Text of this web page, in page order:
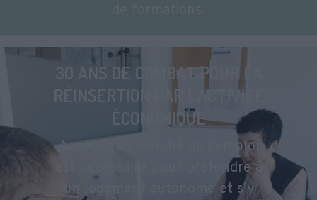
3O ANS DE COMBAT POUR LA
RÉINSERTION PAR L’ACTIVITÉ
ÉCONOMIQUE
Accéder au marché de l’emploi
est nécessaire pour prétendre à
un logement autonome et s’y